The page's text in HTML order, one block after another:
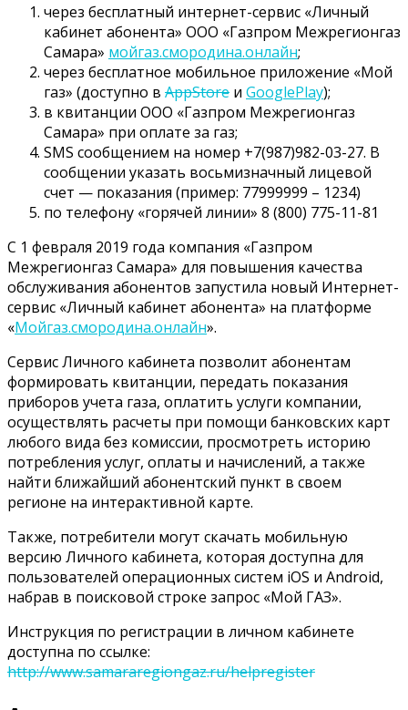
через бесплатный интернет-сервис «Личный
кабинет абонента» ООО «Газпром Межрегионгаз
Самара» мойгаз.смородина.онлайн;
через бесплатное мобильное приложение «Мой
газ» (доступно в AppStore и GooglePlay);
в квитанции ООО «Газпром Межрегионгаз
Самара» при оплате за газ;
SMS сообщением на номер +7(987)982-03-27. В
сообщении указать восьмизначный лицевой
счет — показания (пример: 77999999 – 1234)
по телефону «горячей линии» 8 (800) 775-11-81
С 1 февраля 2019 года компания «Газпром
Межрегионгаз Самара» для повышения качества
обслуживания абонентов запустила новый Интернет-
сервис «Личный кабинет абонента» на платформе
«Мойгаз.смородина.онлайн».
Сервис Личного кабинета позволит абонентам
формировать квитанции, передать показания
приборов учета газа, оплатить услуги компании,
осуществлять расчеты при помощи банковских карт
любого вида без комиссии, просмотреть историю
потребления услуг, оплаты и начислений, а также
найти ближайший абонентский пункт в своем
регионе на интерактивной карте.
Также, потребители могут скачать мобильную
версию Личного кабинета, которая доступна для
пользователей операционных систем iOS и Android,
набрав в поисковой строке запрос «Мой ГАЗ».
Инструкция по регистрации в личном кабинете
доступна по ссылке:
http://www.samararegiongaz.ru/helpregister